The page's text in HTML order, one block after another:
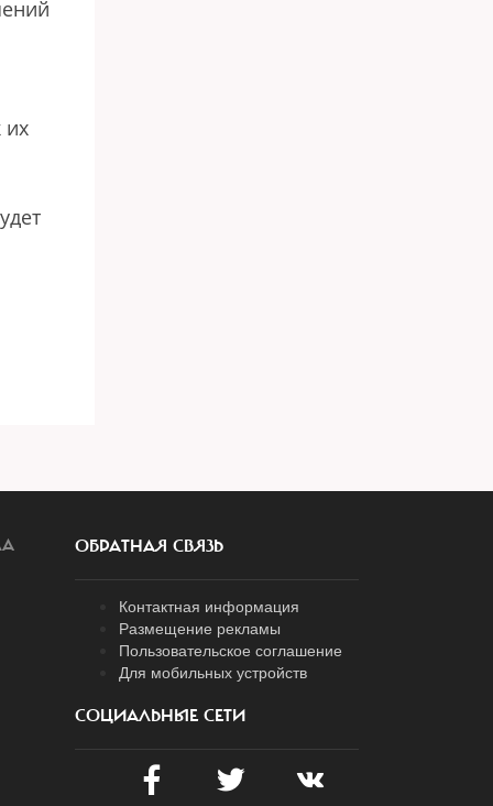
их
ОБРАТНАЯ СВЯЗЬ
Контактная информация
Размещение рекламы
Пользовательское соглашение
Для мобильных устройств
СОЦИАЛЬНЫЕ СЕТИ